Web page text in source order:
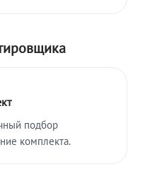
подбор
комплекта.